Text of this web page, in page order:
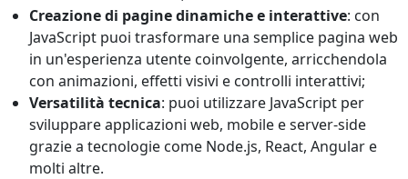
Creazione di pagine dinamiche e interattive: con
JavaScript puoi trasformare una semplice pagina web
in un'esperienza utente coinvolgente, arricchendola
con animazioni, effetti visivi e controlli interattivi;
Versatilità tecnica: puoi utilizzare JavaScript per
sviluppare applicazioni web, mobile e server-side
grazie a tecnologie come Node.js, React, Angular e
molti altre.